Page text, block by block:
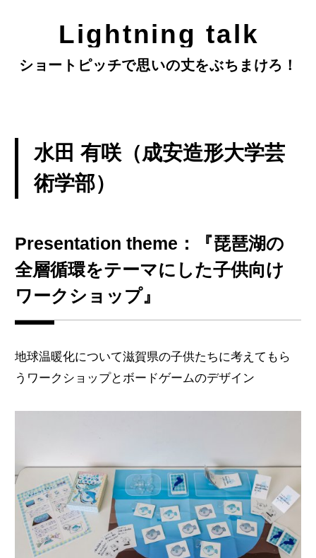
Lightning talk
ショートピッチで思いの丈をぶちまけろ！
水田 有咲（成安造形大学芸
術学部）
Presentation theme：『琵琶湖の
全層循環をテーマにした子供向け
ワークショップ』
地球温暖化について滋賀県の子供たちに考えてもら
うワークショップとボードゲームのデザイン